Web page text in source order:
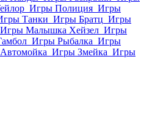
Игры Полиция Игры
Танки Игры Братц Игры
Игры Малышка Хейзел Игры
Игры Рыбалка Игры
Игры Змейка Игры